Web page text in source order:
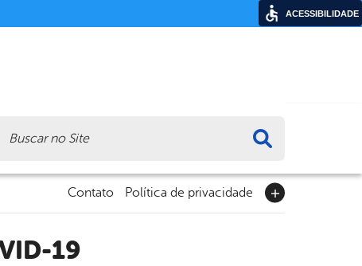
Contato Política de privacidade
19
ACESSIBILIDADE